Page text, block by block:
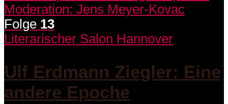
Folge 13
Literarischer Salon Hannover
Ulf Erdmann Ziegler: Eine
andere Epoche